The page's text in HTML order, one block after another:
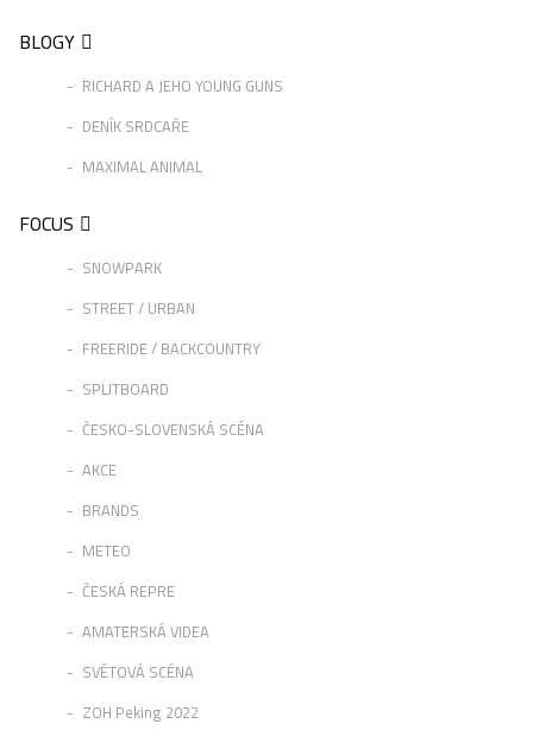
BLOGY
RICHARD A JEHO YOUNG GUNS
DENÍK SRDCAŘE
MAXIMAL ANIMAL
FOCUS
SNOWPARK
STREET / URBAN
FREERIDE / BACKCOUNTRY
SPLITBOARD
ČESKO-SLOVENSKÁ SCÉNA
AKCE
BRANDS
METEO
ČESKÁ REPRE
AMATERSKÁ VIDEA
SVĚTOVÁ SCÉNA
ZOH Peking 2022